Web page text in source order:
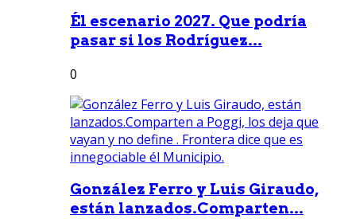
Él escenario 2027. Que podría
pasar si los Rodríguez...
0
González Ferro y Luis Giraudo,
están lanzados.Comparten...